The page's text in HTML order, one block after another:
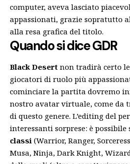
computer, aveva lasciato
appassionati, grazie sopratutto
alla resa grafica del titolo.
Quando si dice GDR
Black Desert non tradirà certo
giocatori di ruolo più
cominciare la partita dovremo
nostro avatar virtuale, come da
di questo genere. L’editing del
interessanti sorprese: è possibile
classi (Warrior, Ranger,
Musa, Ninja, Dark Knight,